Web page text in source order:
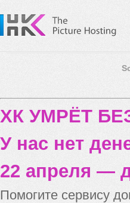
ХК УМРЁТ
У нас нет
22 апреля —
Помогите сервису